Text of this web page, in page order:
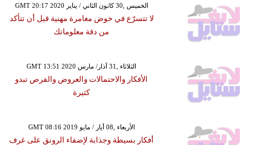
GMT 20:17 2020 الخميس ,30 كانون الثاني / يناير
لا تتسرّع في خوض مغامرة مهنية قبل أن تتأكد
من دقة معلوماتك
GMT 13:51 2020 الثلاثاء ,31 آذار/ مارس
الأفكار والاحتمالات والعروض والفرص تبدو
كثيرة
GMT 08:16 2019 الأربعاء ,08 أيار / مايو
أفكار بسيطة وجذابة لإضفاء الرونق على غرف